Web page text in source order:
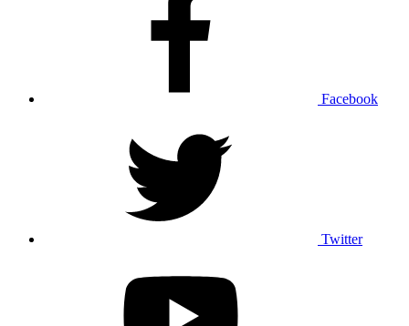
Facebook
Twitter